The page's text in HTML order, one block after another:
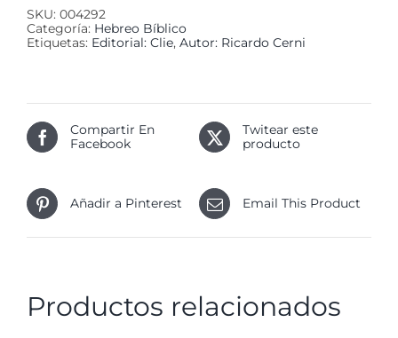
SKU: 004292
Categoría: Hebreo Bíblico
Etiquetas: Editorial: Clie, Autor: Ricardo Cerni
Compartir En
Facebook
Twitear este
producto
Añadir a Pinterest Email This Product
Productos relacionados